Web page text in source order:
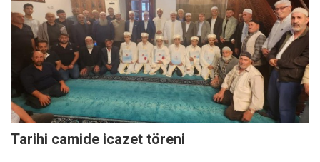
Tarihi camide icazet töreni